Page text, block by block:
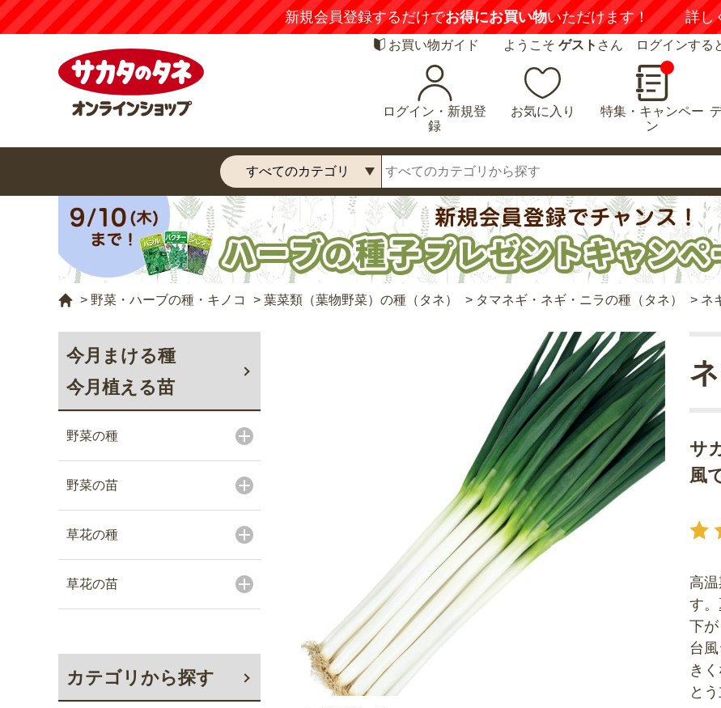
新規会員登録するだけでお得にお買い物いただけます！ 詳し
お買い物ガイド ようこそ ゲスト さん ログインする
ログイン・新規登
録
お気に入り
特集・キャンペー
ン
> 野菜・ハーブの種・キノコ > 葉菜類（葉物野菜）の種（タネ） > タマネギ・ネギ・ニラの種（タネ） > ネ
今月まける種
今月植える苗
野菜の種
野菜の苗
草花の種
草花の苗
カテゴリから探す
サ
風
高
す
下が
台
き
と